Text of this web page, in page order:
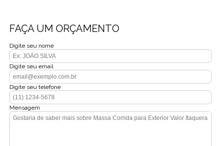
FAÇA UM ORÇAMENTO
Digite seu nome
Digite seu email
Digite seu telefone
Mensagem